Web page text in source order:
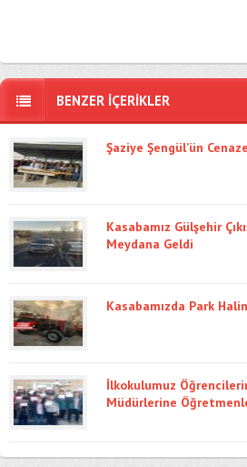
BENZER İÇERİKLER
Şaziye Şengül’ün
Kasabamız Gülşehir
Meydana Geldi
Kasabamızda Park
İlkokulumuz
Müdürlerine